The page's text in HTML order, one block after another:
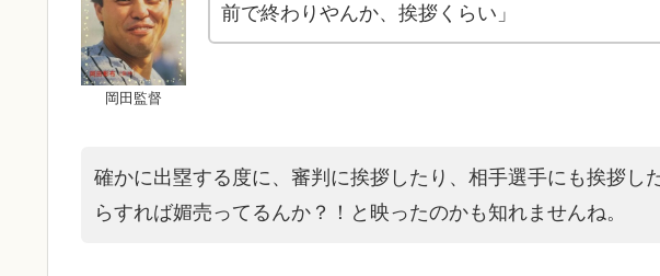
岡田監督
前で終わりやんか、挨拶くらい」
確かに出塁する度に、審判に挨拶したり、相手選手にも挨拶し
らすれば媚売ってるんか？！と映ったのかも知れませんね。